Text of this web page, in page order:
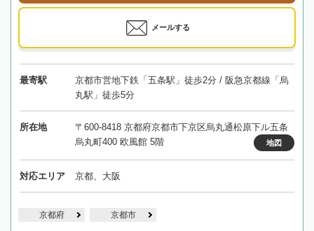
メールする
最寄駅
京都市営地下鉄「五条駅」徒歩2分 / 阪急京都線「烏
丸駅」徒歩5分
所在地
〒600-8418 京都府京都市下京区烏丸通松原下ル五条
烏丸町400 欧風館 5階
地図
対応エリア 京都、大阪
京都府 京都市